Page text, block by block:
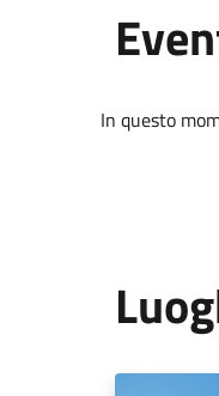
In questo